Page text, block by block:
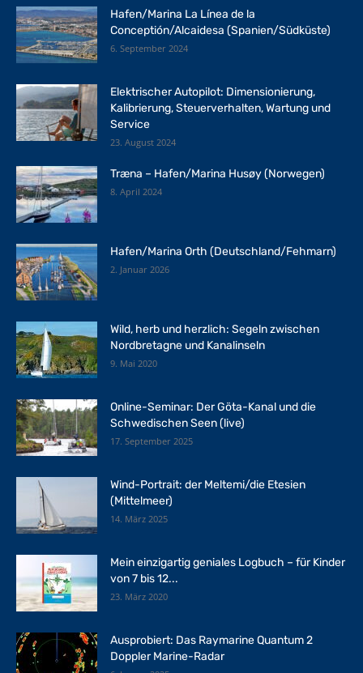
Hafen/Marina La Línea de la
Conceptión/Alcaidesa (Spanien/Südküste)
6. September 2024
Elektrischer Autopilot: Dimensionierung,
Kalibrierung, Steuerverhalten, Wartung und
Service
23. August 2024
Træna – Hafen/Marina Husøy (Norwegen)
8. April 2024
Hafen/Marina Orth (Deutschland/Fehmarn)
2. Januar 2026
Wild, herb und herzlich: Segeln zwischen
Nordbretagne und Kanalinseln
9. Mai 2020
Online-Seminar: Der Göta-Kanal und die
Schwedischen Seen (live)
17. September 2025
Wind-Portrait: der Meltemi/die Etesien
(Mittelmeer)
14. März 2025
Mein einzigartig geniales Logbuch – für Kinder
von 7 bis 12...
23. März 2020
Ausprobiert: Das Raymarine Quantum 2
Doppler Marine-Radar